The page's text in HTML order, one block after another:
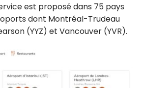
est proposé dans 75 pays
dont Montréal-Trudeau
(YYZ) et Vancouver (YVR).